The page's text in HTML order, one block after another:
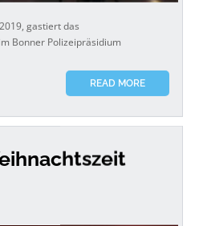
gastiert das
Bonner Polizeipräsidium
READ MORE